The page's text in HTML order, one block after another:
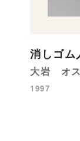
消しゴム
大岩 オ
1997